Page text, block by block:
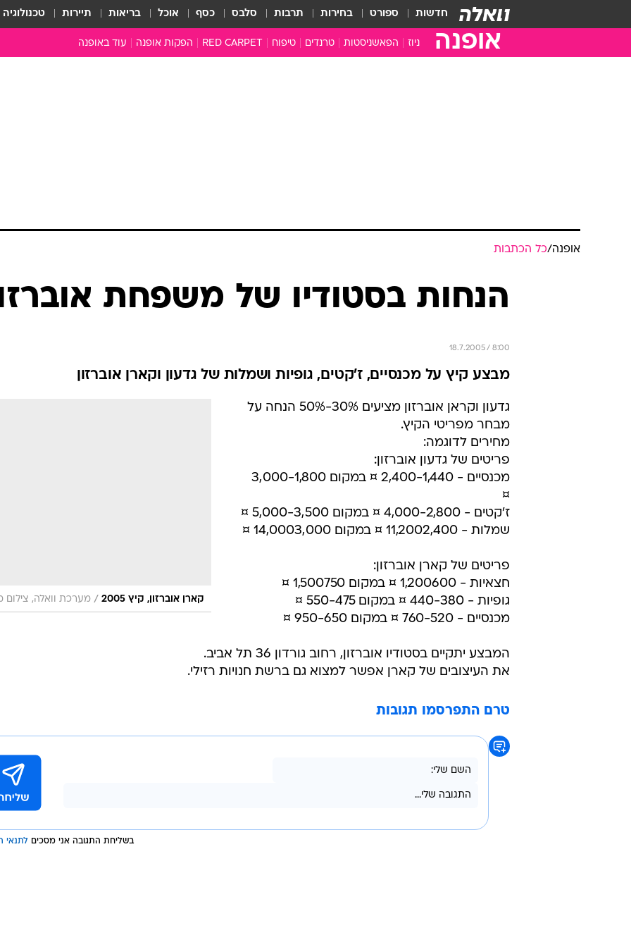
חדשות ספורט בחירות תרבות סלבס כסף אוכל בריאות תיירות טכנולוגיה
אופנה ניוז הפאשניסטות טרנדים טיפוח RED CARPET הפקות אופנה עוד באופנה
סבתא שיק
אופנה/כל הכתבות
הנחות בסטודיו של משפחת
18.7.2005 / 8:00
מבצע קיץ על מכנסיים, ז'קטים, גופיות ושמלות של גדעון וקארן אוברזון
קארן אוברזון, קיץ 2005 / מערכת וואלה, צילום
גדעון וקראן אוברזון מציעים 30%-50% הנחה על
מבחר מפריטי הקיץ.
מחירים לדוגמה:
פריטים של גדעון אוברזון:
מכנסיים - 2,400-1,440 ¤ במקום 3,000-1,800
¤
ז'קטים - 4,000-2,800 ¤ במקום 5,000-3,500 ¤
שמלות - 11,2002,400 ¤ במקום 14,0003,000 ¤
פריטים של קארן אוברזון:
חצאיות - 1,200600 ¤ במקום 1,500750 ¤
גופיות - 440-380 ¤ במקום 550-475 ¤
מכנסיים - 760-520 ¤ במקום 950-650 ¤
המבצע יתקיים בסטודיו אוברזון, רחוב גורדון 36 תל אביב.
את העיצובים של קארן אפשר למצוא גם ברשת חנויות רזילי.
טרם התפרסמו תגובות
בשליחת התגובה אני מסכים לתנאי